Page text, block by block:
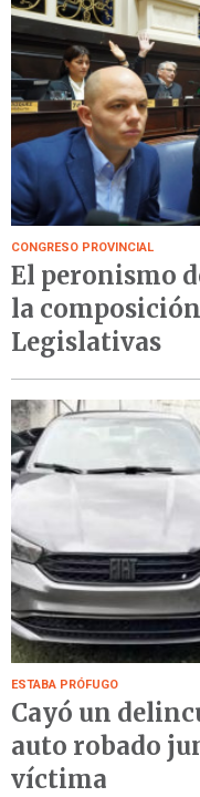
CONGRESO PROVINCIAL
El peronismo
la
Legislativas
ESTABA PRÓFUGO
Cayó un
auto robado
víctima